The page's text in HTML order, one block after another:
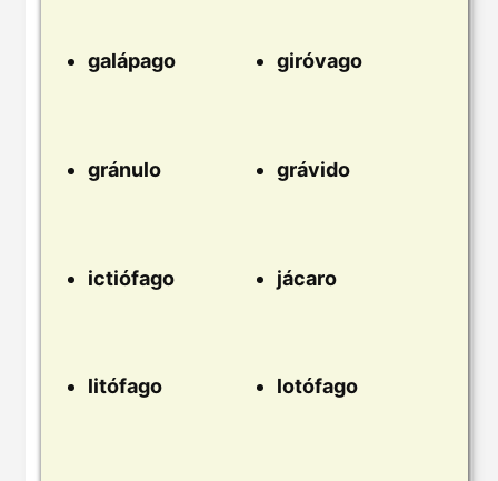
galápago giróvago
gránulo grávido
ictiófago jácaro
litófago lotófago